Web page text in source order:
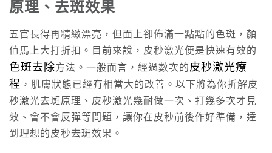
原理、去斑效果
五官長得再精緻漂亮，但面上卻佈滿一點點的色斑，顏
值馬上大打折扣。目前來說，皮秒激光便是快速有效的
色斑去除方法。一般而言，經過數次的皮秒激光療
程 ，肌膚狀態已經有相當大的改善。以下將為你折解皮
秒激光去斑原理、皮秒激光幾耐做一次、打幾多次才見
效、會不會反彈等問題，讓你在皮秒前後作好準備，達
到理想的皮秒去斑效果。